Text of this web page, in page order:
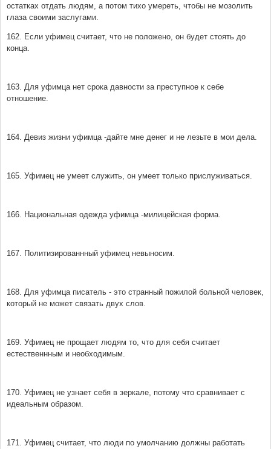
остатках отдать людям, а потом тихо умереть, чтобы не мозолить
глаза своими заслугами.
162. Если уфимец считает, что не положено, он будет стоять до
конца.
163. Для уфимца нет срока давности за преступное к себе
отношение.
164. Девиз жизни уфимца -дайте мне денег и не лезьте в мои дела.
165. Уфимец не умеет служить, он умеет только прислуживаться.
166. Национальная одежда уфимца -милицейская форма.
167. Политизированнный уфимец невыносим.
168. Для уфимца писатель - это странный пожилой больной человек,
который не может связать двух слов.
169. Уфимец не прощает людям то, что для себя считает
естественнным и необходимым.
170. Уфимец не узнает себя в зеркале, потому что сравнивает с
идеальным образом.
171. Уфимец считает, что люди по умолчанию должны работать